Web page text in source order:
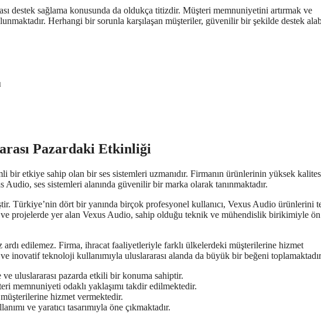
destek sağlama konusunda da oldukça titizdir. Müşteri memnuniyetini artırmak ve
Herhangi bir sorunla karşılaşan müşteriler, güvenilir bir şekilde destek
Pazardaki Etkinliği
bir etkiye sahip olan bir ses sistemleri uzmanıdır. Firmanın ürünlerinin yüksek
Audio, ses sistemleri alanında güvenilir bir marka olarak tanınmaktadır.
Türkiye’nin dört bir yanında birçok profesyonel kullanıcı, Vexus Audio ürünlerini
projelerde yer alan Vexus Audio, sahip olduğu teknik ve mühendislik birikimiyle
edilemez. Firma, ihracat faaliyetleriyle farklı ülkelerdeki müşterilerine hizmet
inovatif teknoloji kullanımıyla uluslararası alanda da büyük bir beğeni
uluslararası pazarda etkili bir konuma sahiptir.
memnuniyeti odaklı yaklaşımı takdir edilmektedir.
hizmet vermektedir.
ve yaratıcı tasarımıyla öne çıkmaktadır.